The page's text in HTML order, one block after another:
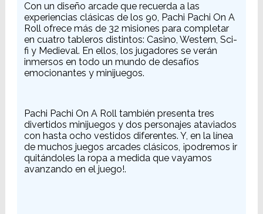
Con un diseño arcade que recuerda a las
experiencias clásicas de los 90, Pachi Pachi On A
Roll ofrece más de 32 misiones para completar
en cuatro tableros distintos: Casino, Western, Sci-
fi y Medieval. En ellos, los jugadores se verán
inmersos en todo un mundo de desafíos
emocionantes y minijuegos.
Pachi Pachi On A Roll también presenta tres
divertidos minijuegos y dos personajes ataviados
con hasta ocho vestidos diferentes. Y, en la línea
de muchos juegos arcades clásicos, ¡podremos ir
quitándoles la ropa a medida que vayamos
avanzando en el juego!.